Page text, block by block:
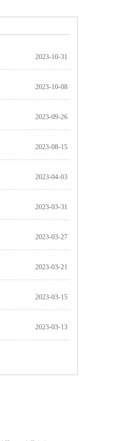
2023-10-31
2023-10-08
2023-09-26
2023-08-15
2023-04-03
2023-03-31
2023-03-27
2023-03-21
2023-03-15
2023-03-13